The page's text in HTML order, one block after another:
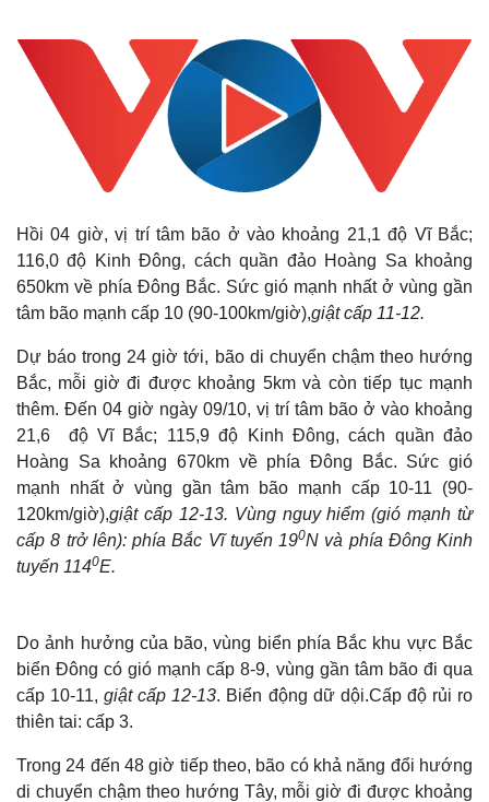
Hồi 04 giờ, vị trí tâm bão ở vào khoảng 21,1 độ Vĩ Bắc;
116,0 độ Kinh Đông, cách quần đảo Hoàng Sa khoảng
650km về phía Đông Bắc. Sức gió mạnh nhất ở vùng gần
tâm bão mạnh cấp 10 (90-100km/giờ),giật cấp 11-12.
Dự báo trong 24 giờ tới, bão di chuyển chậm theo hướng
Bắc, mỗi giờ đi được khoảng 5km và còn tiếp tục mạnh
thêm. Đến 04 giờ ngày 09/10, vị trí tâm bão ở vào khoảng
21,6 độ Vĩ Bắc; 115,9 độ Kinh Đông, cách quần đảo
Hoàng Sa khoảng 670km về phía Đông Bắc. Sức gió
mạnh nhất ở vùng gần tâm bão mạnh cấp 10-11 (90-
120km/giờ),giật cấp 12-13. Vùng nguy hiểm (gió mạnh từ
cấp 8 trở lên): phía Bắc Vĩ tuyến 190N và phía Đông Kinh
tuyến 1140E.
Do ảnh hưởng của bão, vùng biển phía Bắc khu vực Bắc
biển Đông có gió mạnh cấp 8-9, vùng gần tâm bão đi qua
cấp 10-11,giật cấp 12-13. Biển động dữ dội.Cấp độ rủi ro
thiên tai: cấp 3.
Trong 24 đến 48 giờ tiếp theo, bão có khả năng đổi hướng
di chuyển chậm theo hướng Tây, mỗi giờ đi được khoảng